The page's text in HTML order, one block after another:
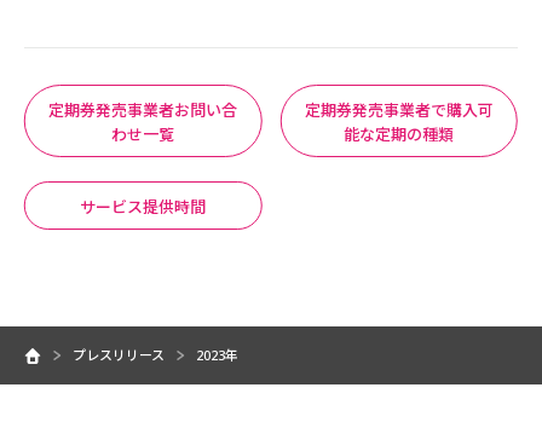
定期券発売事業者お問い合
わせ一覧
定期券発売事業者で購入可
能な定期の種類
サービス提供時間
プレスリリース 2023年